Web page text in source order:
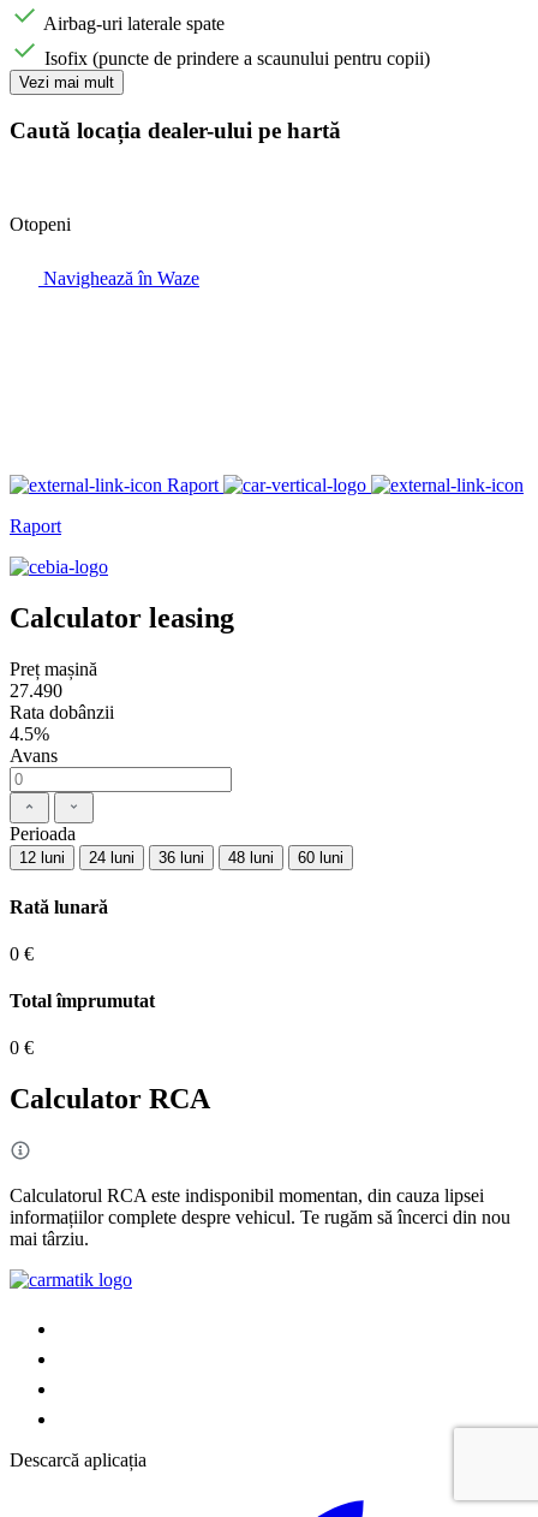
Airbag-uri laterale spate
Isofix (puncte de prindere a scaunului pentru copii)
Vezi mai mult
Caută locația dealer-ului pe hartă
Otopeni
Navighează în Waze
Raport
Raport
Calculator leasing
Preț mașină
27.490
Rata dobânzii
4.5%
Avans
Perioada
12 luni 24 luni 36 luni 48 luni 60 luni
Rată lunară
0 €
Total împrumutat
0 €
Calculator RCA
Calculatorul RCA este indisponibil momentan, din cauza lipsei
informațiilor complete despre vehicul. Te rugăm să încerci din nou
mai târziu.
Descarcă aplicația